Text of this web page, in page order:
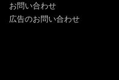
お問い合わせ
広告のお問い合わせ